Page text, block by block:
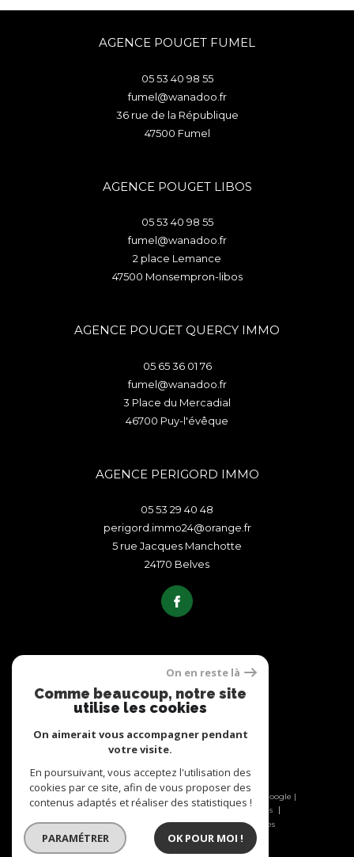
AGENCE POUGET FUMEL
05 53 40 98 55
fumel@wanadoo.fr
36 rue de la République
47500
fumel
AGENCE POUGET LIBOS
05 53 40 98 55
fumel@wanadoo.fr
2 place Lemance
47500
monsempron-libos
AGENCE POUGET QUERCY IMMO
05 65 36 01 76
fumel@wanadoo.fr
3 Place du Mercadial
46700
puy-l'évêque
AGENCE PERIGORD IMMO
05 53 29 40 48
perigord.immo24@orange.fr
5 rue Jacques Manchotte
24170
belves
ADHÉRENTS
© 2026 | Tous droits réservés | Traduction powered by Google |
Nos honoraires
Plan du site
Mentions légales
Admin
Nos liens Politique RGPD Cookies
On en reste là
Comme beaucoup, notre site
utilise les cookies
On aimerait vous accompagner pendant
votre visite.
En poursuivant, vous acceptez l'utilisation des
cookies par ce site, afin de vous proposer des
contenus adaptés et réaliser des statistiques !
PARAMÉTRER OK POUR MOI !